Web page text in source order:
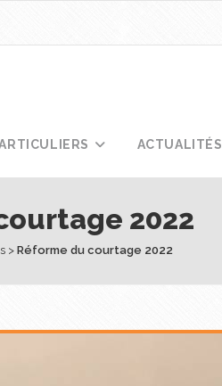
ACTUALITÉS
2022
> Réforme du courtage 2022